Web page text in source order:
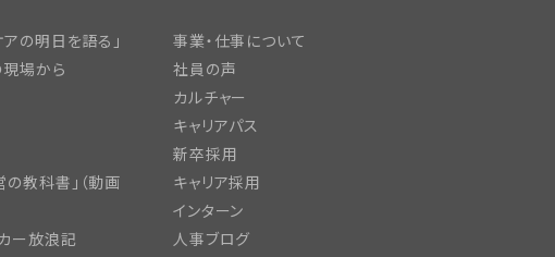
の明日を語る」
場から
教科書」（動画
ー放浪記
事業・仕事について
社員の声
カルチャー
キャリアパス
新卒採用
キャリア採用
インターン
人事ブログ